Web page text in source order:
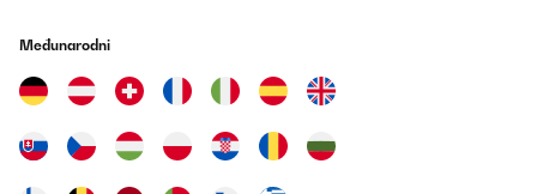
Utilisateur d'Amazon
Prevedi
Međunarodni